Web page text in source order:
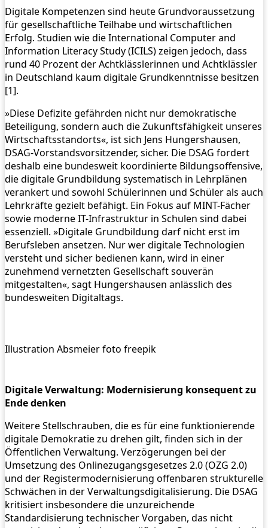
Digitale Kompetenzen sind heute Grundvoraussetzung
für gesellschaftliche Teilhabe und wirtschaftlichen
Erfolg. Studien wie die International Computer and
Information Literacy Study (ICILS) zeigen jedoch, dass
rund 40 Prozent der Achtklässlerinnen und Achtklässler
in Deutschland kaum digitale Grundkenntnisse besitzen
[1].
»Diese Defizite gefährden nicht nur demokratische
Beteiligung, sondern auch die Zukunftsfähigkeit unseres
Wirtschaftsstandorts«, ist sich Jens Hungershausen,
DSAG-Vorstandsvorsitzender, sicher. Die DSAG fordert
deshalb eine bundesweit koordinierte Bildungsoffensive,
die digitale Grundbildung systematisch in Lehrplänen
verankert und sowohl Schülerinnen und Schüler als auch
Lehrkräfte gezielt befähigt. Ein Fokus auf MINT-Fächer
sowie moderne IT-Infrastruktur in Schulen sind dabei
essenziell. »Digitale Grundbildung darf nicht erst im
Berufsleben ansetzen. Nur wer digitale Technologien
versteht und sicher bedienen kann, wird in einer
zunehmend vernetzten Gesellschaft souverän
mitgestalten«, sagt Hungershausen anlässlich des
bundesweiten Digitaltags.
Illustration Absmeier foto freepik
Digitale Verwaltung: Modernisierung konsequent zu
Ende denken
Weitere Stellschrauben, die es für eine funktionierende
digitale Demokratie zu drehen gilt, finden sich in der
Öffentlichen Verwaltung. Verzögerungen bei der
Umsetzung des Onlinezugangsgesetzes 2.0 (OZG 2.0)
und der Registermodernisierung offenbaren strukturelle
Schwächen in der Verwaltungsdigitalisierung. Die DSAG
kritisiert insbesondere die unzureichende
Standardisierung technischer Vorgaben, das nicht